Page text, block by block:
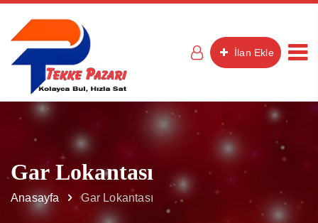
İlan Ekle
Gar Lokantası
Anasayfa Gar Lokantası